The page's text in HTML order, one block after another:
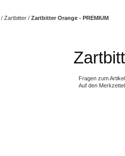
/ Zartbitter / Zartbitter Orange - PREMIUM
Fragen zum
Auf den Merkzettel